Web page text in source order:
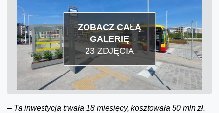
ZOBACZ CAŁĄ
GALERIĘ
23 ZDJĘCIA
– Ta inwestycja trwała 18 miesięcy, kosztowała 50 mln zł.